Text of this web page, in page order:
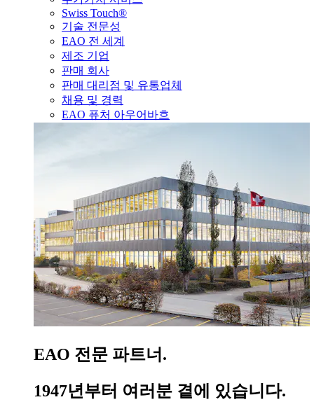
Swiss Touch®
기술 전문성
EAO 전 세계
제조 기업
판매 회사
판매 대리점 및 유통업체
채용 및 경력
EAO 퓨처 아우어바흐
EAO 전문 파트너.
1947년부터 여러분 곁에 있습니다.